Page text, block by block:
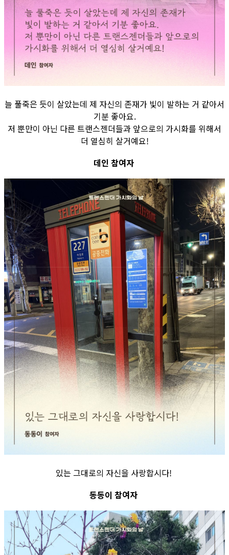
늘 풀죽은 듯이 살았는데 제 자신의 존재가 빛이 발하는 거 같아서
기분 좋아요.
저 뿐만이 아닌 다른 트랜스젠더들과 앞으로의 가시화를 위해서
더 열심히 살거예요!
데인 참여자
있는 그대로의 자신을 사랑합시다!
동동이 참여자